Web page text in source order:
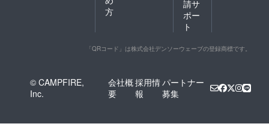
方
請サ
ポー
ト
「QRコード」は株式会社デンソーウェーブの登録商標です。
© CAMPFIRE,
Inc.
会社概
要
採用情
報
パートナー
募集